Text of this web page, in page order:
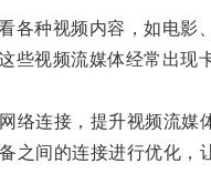
种视频内容，如电影、
视频流媒体经常出现
连接，提升视频流媒
间的连接进行优化，